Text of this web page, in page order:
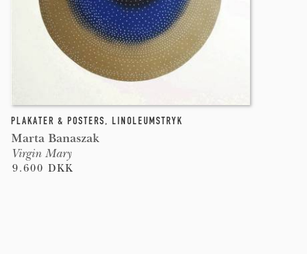
PLAKATER & POSTERS, LINOLEUMSTRYK
Marta Banaszak
Virgin Mary
9.600 DKK